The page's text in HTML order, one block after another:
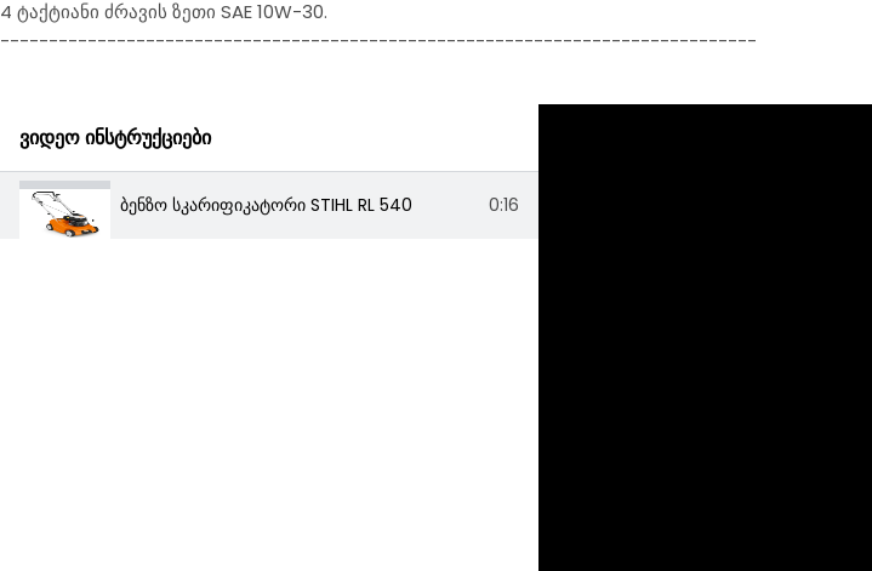
4 ტაქტიანი ძრავის ზეთი SAE 10W-30.
------------------------------------------------------------------------------
ვიდეო ინსტრუქციები
ბენზო სკარიფიკატორი STIHL RL 540 0:16